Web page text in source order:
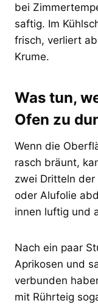
bei
saftig. Im
frisch, verliert
Krume.
Was tun,
Ofen zu
Wenn die
rasch bräunt,
zwei Dritteln
oder Alufolie
innen luftig und
Nach ein paar
Aprikosen und
verbunden
mit Rührteig